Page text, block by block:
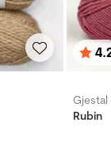
av 5
Gjestal
Rubin